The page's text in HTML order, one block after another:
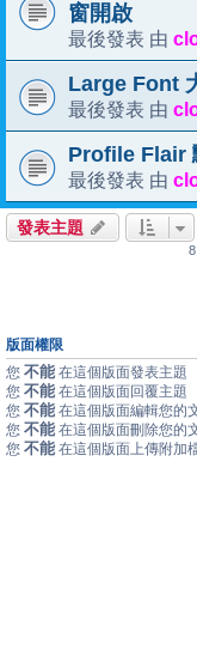
窗開啟
最後發表 由
Large Font
最後發表 由
Profile Flair
最後發表 由
發表主題
版面權限
您 不能 在這個版面發表主題
您 不能 在這個版面回覆主題
您 不能 在這個版面編輯您的
您 不能 在這個版面刪除您的
您 不能 在這個版面上傳附加